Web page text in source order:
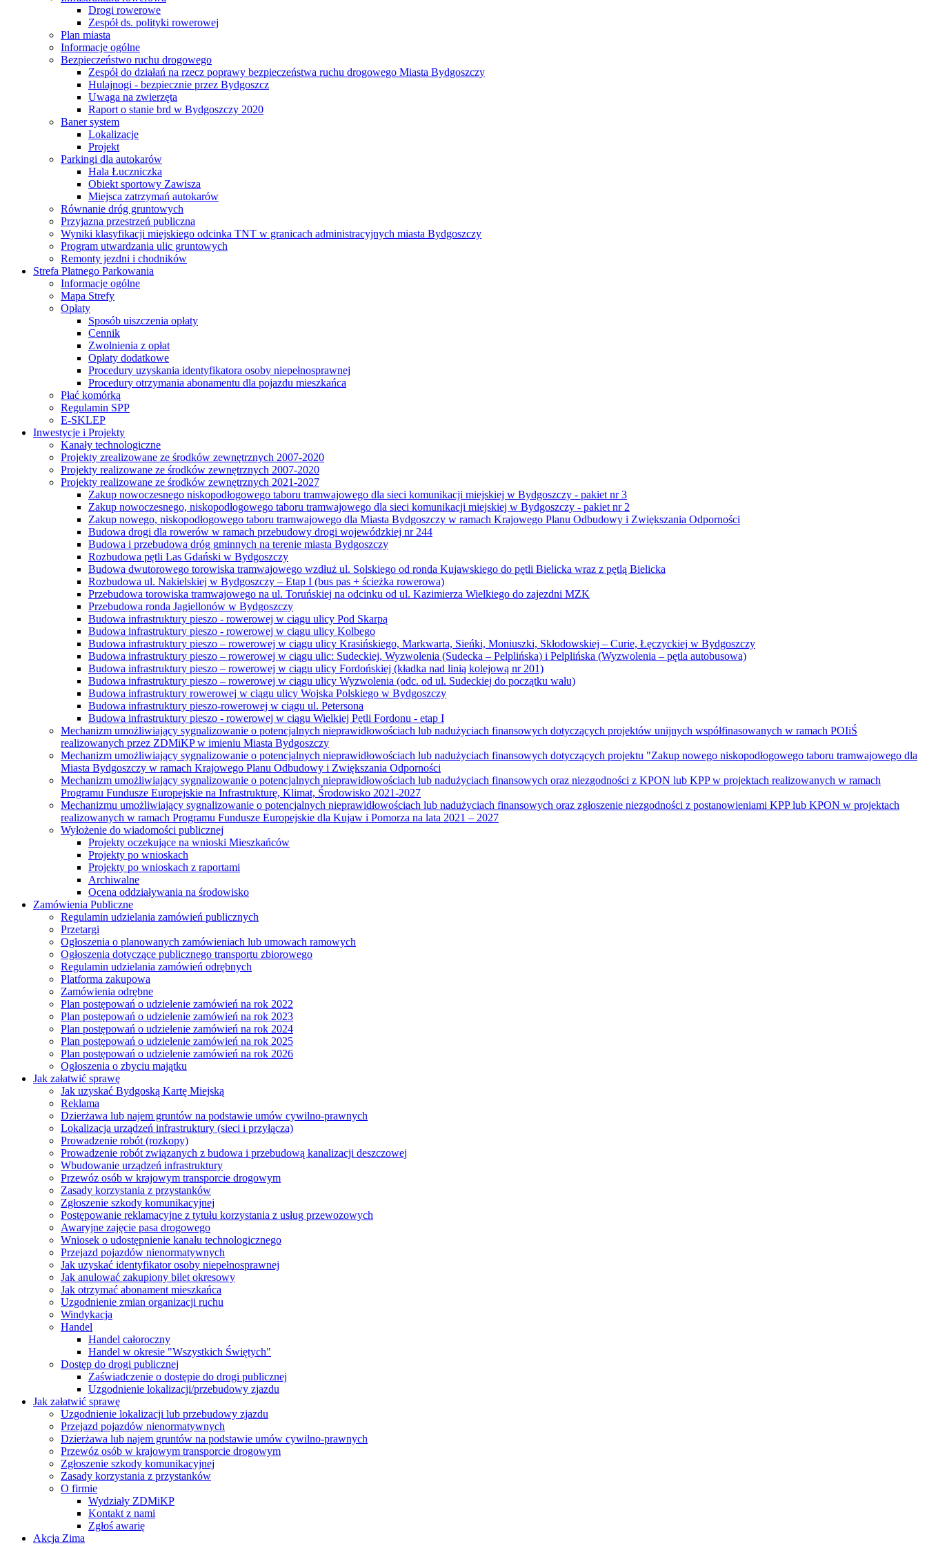
Drogi rowerowe
Zespół ds. polityki rowerowej
Plan miasta
Informacje ogólne
Bezpieczeństwo ruchu drogowego
Zespół do działań na rzecz poprawy bezpieczeństwa ruchu drogowego Miasta Bydgoszczy
Hulajnogi - bezpiecznie przez Bydgoszcz
Uwaga na zwierzęta
Raport o stanie brd w Bydgoszczy 2020
Baner system
Lokalizacje
Projekt
Parkingi dla autokarów
Hala Łuczniczka
Obiekt sportowy Zawisza
Miejsca zatrzymań autokarów
Równanie dróg gruntowych
Przyjazna przestrzeń publiczna
Wyniki klasyfikacji miejskiego odcinka TNT w granicach administracyjnych miasta Bydgoszczy
Program utwardzania ulic gruntowych
Remonty jezdni i chodników
Strefa Płatnego Parkowania
Informacje ogólne
Mapa Strefy
Opłaty
Sposób uiszczenia opłaty
Cennik
Zwolnienia z opłat
Opłaty dodatkowe
Procedury uzyskania identyfikatora osoby niepełnosprawnej
Procedury otrzymania abonamentu dla pojazdu mieszkańca
Płać komórką
Regulamin SPP
E-SKLEP
Inwestycje i Projekty
Kanały technologiczne
Projekty zrealizowane ze środków zewnętrznych 2007-2020
Projekty realizowane ze środków zewnętrznych 2007-2020
Projekty realizowane ze środków zewnętrznych 2021-2027
Zakup nowoczesnego niskopodłogowego taboru tramwajowego dla sieci komunikacji miejskiej w Bydgoszczy - pakiet nr 3
Zakup nowoczesnego, niskopodłogowego taboru tramwajowego dla sieci komunikacji miejskiej w Bydgoszczy - pakiet nr 2
Zakup nowego, niskopodłogowego taboru tramwajowego dla Miasta Bydgoszczy w ramach Krajowego Planu Odbudowy i Zwiększania Odporności
Budowa drogi dla rowerów w ramach przebudowy drogi wojewódzkiej nr 244
Budowa i przebudowa dróg gminnych na terenie miasta Bydgoszczy
Rozbudowa pętli Las Gdański w Bydgoszczy
Budowa dwutorowego torowiska tramwajowego wzdłuż ul. Solskiego od ronda Kujawskiego do pętli Bielicka wraz z pętlą Bielicka
Rozbudowa ul. Nakielskiej w Bydgoszczy – Etap I (bus pas + ścieżka rowerowa)
Przebudowa torowiska tramwajowego na ul. Toruńskiej na odcinku od ul. Kazimierza Wielkiego do zajezdni MZK
Przebudowa ronda Jagiellonów w Bydgoszczy
Budowa infrastruktury pieszo - rowerowej w ciągu ulicy Pod Skarpą
Budowa infrastruktury pieszo - rowerowej w ciągu ulicy Kolbego
Budowa infrastruktury pieszo – rowerowej w ciągu ulicy Krasińskiego, Markwarta, Sieńki, Moniuszki, Skłodowskiej – Curie, Łęczyckiej w Bydgoszczy
Budowa infrastruktury pieszo – rowerowej w ciągu ulic: Sudeckiej, Wyzwolenia (Sudecka – Pelplińska) i Pelplińska (Wyzwolenia – pętla autobusowa)
Budowa infrastruktury pieszo – rowerowej w ciągu ulicy Fordońskiej (kładka nad linią kolejową nr 201)
Budowa infrastruktury pieszo – rowerowej w ciągu ulicy Wyzwolenia (odc. od ul. Sudeckiej do początku wału)
Budowa infrastruktury rowerowej w ciągu ulicy Wojska Polskiego w Bydgoszczy
Budowa infrastruktury pieszo-rowerowej w ciągu ul. Petersona
Budowa infrastruktury pieszo - rowerowej w ciągu Wielkiej Pętli Fordonu - etap I
Mechanizm umożliwiający sygnalizowanie o potencjalnych nieprawidłowościach lub nadużyciach finansowych dotyczących projektów unijnych współfinasowanych w ramach POIiŚ
realizowanych przez ZDMiKP w imieniu Miasta Bydgoszczy
Mechanizm umożliwiający sygnalizowanie o potencjalnych nieprawidłowościach lub nadużyciach finansowych dotyczących projektu "Zakup nowego niskopodłogowego taboru tramwajowego dla
Miasta Bydgoszczy w ramach Krajowego Planu Odbudowy i Zwiększania Odporności
Mechanizm umożliwiający sygnalizowanie o potencjalnych nieprawidłowościach lub nadużyciach finansowych oraz niezgodności z KPON lub KPP w projektach realizowanych w ramach
Programu Fundusze Europejskie na Infrastrukturę, Klimat, Środowisko 2021-2027
Mechanizmu umożliwiający sygnalizowanie o potencjalnych nieprawidłowościach lub nadużyciach finansowych oraz zgłoszenie niezgodności z postanowieniami KPP lub KPON w projektach
realizowanych w ramach Programu Fundusze Europejskie dla Kujaw i Pomorza na lata 2021 – 2027
Wyłożenie do wiadomości publicznej
Projekty oczekujące na wnioski Mieszkańców
Projekty po wnioskach
Projekty po wnioskach z raportami
Archiwalne
Ocena oddziaływania na środowisko
Zamówienia Publiczne
Regulamin udzielania zamówień publicznych
Przetargi
Ogłoszenia o planowanych zamówieniach lub umowach ramowych
Ogłoszenia dotyczące publicznego transportu zbiorowego
Regulamin udzielania zamówień odrębnych
Platforma zakupowa
Zamówienia odrębne
Plan postępowań o udzielenie zamówień na rok 2022
Plan postępowań o udzielenie zamówień na rok 2023
Plan postępowań o udzielenie zamówień na rok 2024
Plan postępowań o udzielenie zamówień na rok 2025
Plan postępowań o udzielenie zamówień na rok 2026
Ogłoszenia o zbyciu majątku
Jak załatwić sprawę
Jak uzyskać Bydgoską Kartę Miejską
Reklama
Dzierżawa lub najem gruntów na podstawie umów cywilno-prawnych
Lokalizacja urządzeń infrastruktury (sieci i przyłącza)
Prowadzenie robót (rozkopy)
Prowadzenie robót związanych z budowa i przebudową kanalizacji deszczowej
Wbudowanie urządzeń infrastruktury
Przewóz osób w krajowym transporcie drogowym
Zasady korzystania z przystanków
Zgłoszenie szkody komunikacyjnej
Postępowanie reklamacyjne z tytułu korzystania z usług przewozowych
Awaryjne zajęcie pasa drogowego
Wniosek o udostępnienie kanału technologicznego
Przejazd pojazdów nienormatywnych
Jak uzyskać identyfikator osoby niepełnosprawnej
Jak anulować zakupiony bilet okresowy
Jak otrzymać abonament mieszkańca
Uzgodnienie zmian organizacji ruchu
Windykacja
Handel
Handel całoroczny
Handel w okresie "Wszystkich Świętych"
Dostęp do drogi publicznej
Zaświadczenie o dostępie do drogi publicznej
Uzgodnienie lokalizacji/przebudowy zjazdu
Jak załatwić sprawę
Uzgodnienie lokalizacji lub przebudowy zjazdu
Przejazd pojazdów nienormatywnych
Dzierżawa lub najem gruntów na podstawie umów cywilno-prawnych
Przewóz osób w krajowym transporcie drogowym
Zgłoszenie szkody komunikacyjnej
Zasady korzystania z przystanków
O firmie
Wydziały ZDMiKP
Kontakt z nami
Zgłoś awarię
Akcja Zima